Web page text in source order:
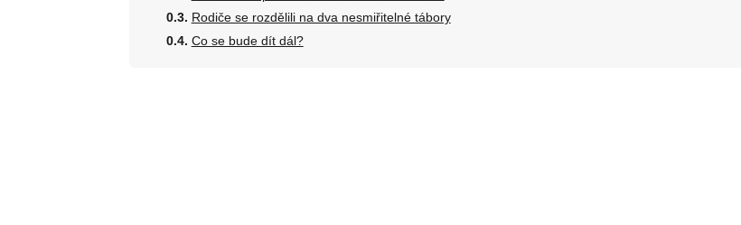
Rodiče se rozdělili na dva nesmiřitelné tábory
Co se bude dít dál?